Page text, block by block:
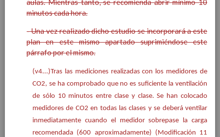
competencias
En revisiÃ³n
Ãrea de EducaciÃ³n para la
Objetivos del Ã¡rea
ContribuciÃ³n del Ã¡rea a
las competencias clave
ConcreciÃ³n curricular
para la etapa. Perfiles de
Ã¡rea y de
aulas. Mientras tanto, se recomienda abrir mínimo 10
minutos cada hora.
- Una vez realizado dicho estudio se incorporará a este
plan en este mismo apartado suprimiéndose este
párrafo por el mismo.
(v4...)Tras las mediciones realizadas con los medidores de
CO2, se ha comprobado que no es suficiente la ventilación
de sólo 10 minutos entre clase y clase. Se han colocado
medidores de CO2 en todas las clases y se deberá ventilar
inmediatamente cuando el medidor sobrepase la carga
recomendada (600 aproximadamente) (Modificación 11